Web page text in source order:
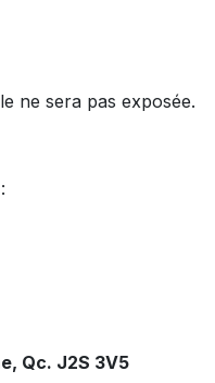
ne sera pas exposée.
Qc. J2S 3V5